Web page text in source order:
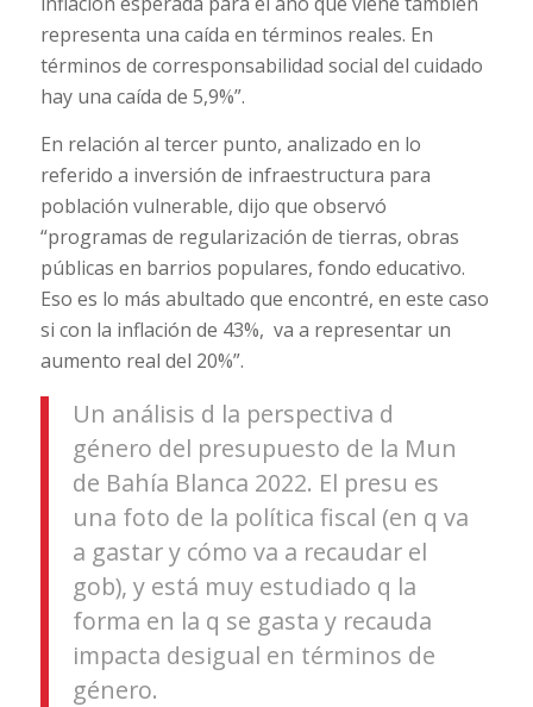
representa una caída en términos reales. En
términos de corresponsabilidad social del cuidado
hay una caída de 5,9%”.
En relación al tercer punto, analizado en lo
referido a inversión de infraestructura para
población vulnerable, dijo que observó
“programas de regularización de tierras, obras
públicas en barrios populares, fondo educativo.
Eso es lo más abultado que encontré, en este caso
si con la inflación de 43%, va a representar un
aumento real del 20%”.
Un análisis d la perspectiva d
género del presupuesto de la Mun
de Bahía Blanca 2022. El presu es
una foto de la política fiscal (en q va
a gastar y cómo va a recaudar el
gob), y está muy estudiado q la
forma en la q se gasta y recauda
impacta desigual en términos de
género.